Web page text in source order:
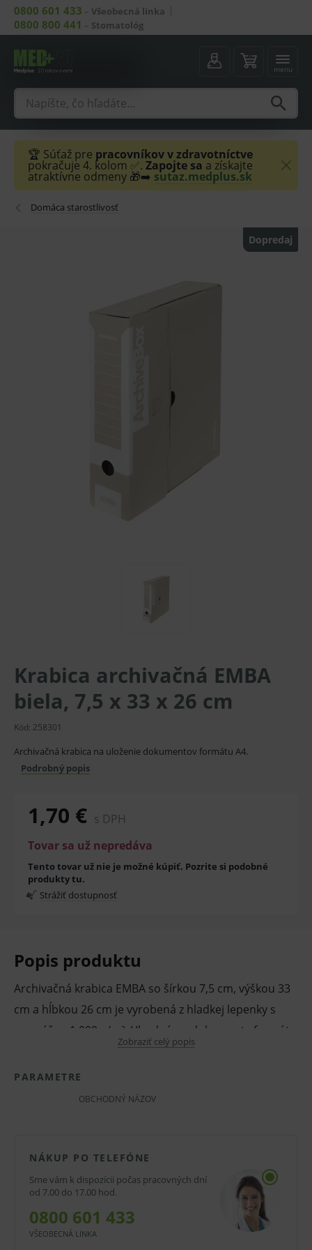
0800 601 433 – Všeobecná linka
0800 800 441 – Stomatológ
menu
🏆 Súťaž pre pracovníkov v zdravotníctve
pokračuje 4. kolom ✅. Zapojte sa a získajte
atraktívne odmeny 🎁➡️ sutaz.medplus.sk
Domáca starostlivosť
Dopredaj
Krabica archivačná EMBA
biela, 7,5 x 33 x 26 cm
Kód: 258301
Archivačná krabica na uloženie dokumentov formátu A4.
Podrobný popis
1,70 € s DPH
Tovar sa už nepredáva
Tento tovar už nie je možné kúpiť. Pozrite si podobné
produktytu.
Strážiť dostupnosť
Popis produktu
Archivačná krabica EMBA so šírkou 7,5 cm, výškou 33
cm a hĺbkou 26 cm je vyrobená z hladkej lepenky s
gramážou 1 000 g/m². Vhodná na dokumenty formátu
A4, ponúka stabilnú konštrukciu, rýchly prístup,
neutrálnu farbu a ekologické vyhotovenie s
certifikáciou FSC.
Rozmery 7,5 × 33 × 26 cm.
Neutrálna farba.
Hladká lepenka s gramážou 1 000 g/m² –
kvalitná, pevná konštrukcia.
Zobraziť celý popis
PARAMETRE
OBCHODNÝ NÁZOV
NÁKUP PO TELEFÓNE
Sme vám k dispozícii počas pracovných dní
od 7.00 do 17.00 hod.
0800 601 433
VŠEOBECNÁ LINKA